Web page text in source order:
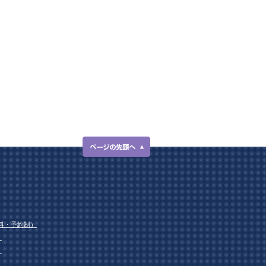
・予約制）